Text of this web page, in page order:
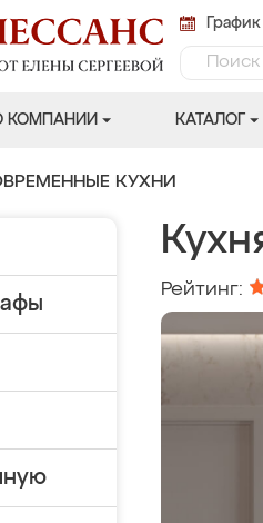
КОМПАНИИ КАТАЛОГ
КУХНИ
Рейтинг: